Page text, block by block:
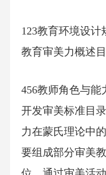
123教育环境设
教育审美力概述
456教师角色与
开发审美标准目
力在蒙氏理论中
要组成部分审美